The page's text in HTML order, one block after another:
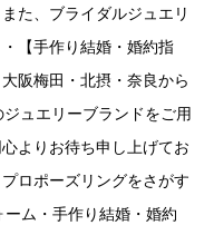
た、ブライダルジュエリ
【手作り結婚・婚約指
阪梅田・北摂・奈良から
ュエリーブランドをご用
よりお待ち申し上げてお
プロポーズリングをさがす
ム・手作り結婚・婚約